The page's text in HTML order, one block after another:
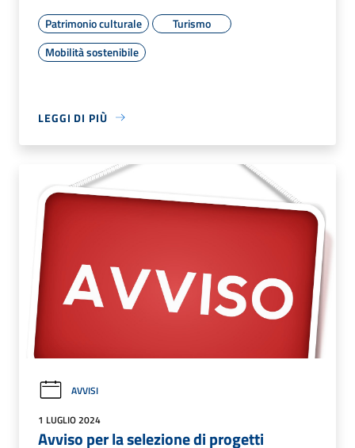
Patrimonio culturale
Turismo
Mobilità sostenibile
LEGGI DI PIÙ
AVVISI
1 LUGLIO 2024
Avviso per la selezione di progetti